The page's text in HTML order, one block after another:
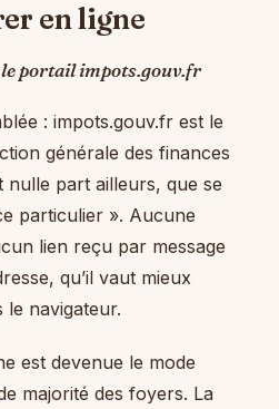
en ligne
portail impots.gouv.fr
: impots.gouv.fr est le
générale des finances
nulle part ailleurs, que se
particulier ». Aucune
lien reçu par message
qu’il vaut mieux
le navigateur.
est devenue le mode
majorité des foyers. La